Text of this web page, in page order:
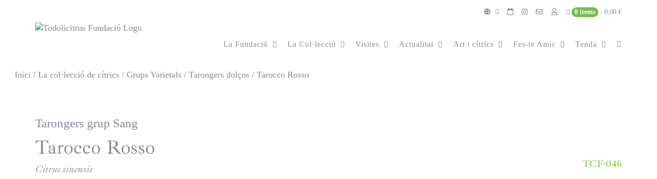
0 items 0,00 €
La Fundació La Col·lecció Visites Actualitat Art i cítrics Fes-te Amic Tenda
Inici / La col·lecció de cítrics / Grups Varietals / Tarongers dolços / Tarocco Rosso
Tarongers grup Sang
Tarocco Rosso
Citrus sinensis
TCF-046